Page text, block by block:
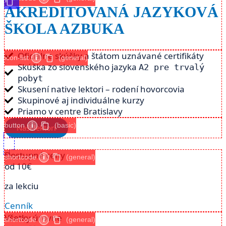
AKREDITOVANÁ JAZYKOVÁ
ŠKOLA AZBUKA
Oficiálne skúšky a štátom uznávané certifikáty
Skúška zo slovenského jazykaA2 pre trvalý
pobyt
Skusení native lektori – rodení hovorcovia
Skupinové aj individuálne kurzy
Priamo v centre Bratislavy
icon-list i (general)
Naši lektori
button i (basic)
Dostupné ceny
od10€
za lekciu
Cenník
shortcode i (general)
Všetky úrovne
shortcode i (general)